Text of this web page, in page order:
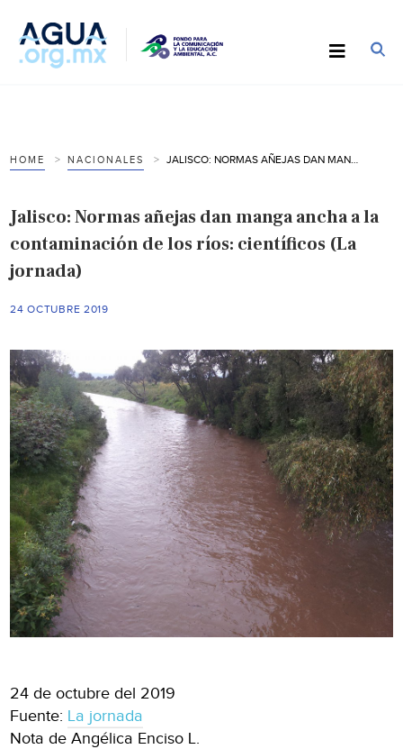
HOME NACIONALES
Jalisco: Normas añejas dan manga ancha a la
contaminación de los ríos: científicos (La
jornada)
24 OCTUBRE 2019
24 de octubre del 2019
Fuente: La jornada
Nota de Angélica Enciso L.